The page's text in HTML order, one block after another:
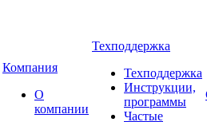
Компания
О
компании
Техподдержка
Техподдержка
Инструкции,
программы
Частые